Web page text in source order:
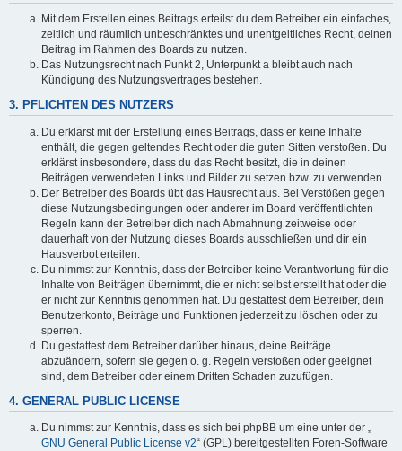
Mit dem Erstellen eines Beitrags erteilst du dem Betreiber ein einfaches,
zeitlich und räumlich unbeschränktes und unentgeltliches Recht, deinen
Beitrag im Rahmen des Boards zu nutzen.
Das Nutzungsrecht nach Punkt 2, Unterpunkt a bleibt auch nach
Kündigung des Nutzungsvertrages bestehen.
3. PFLICHTEN DES NUTZERS
Du erklärst mit der Erstellung eines Beitrags, dass er keine Inhalte
enthält, die gegen geltendes Recht oder die guten Sitten verstoßen. Du
erklärst insbesondere, dass du das Recht besitzt, die in deinen
Beiträgen verwendeten Links und Bilder zu setzen bzw. zu verwenden.
Der Betreiber des Boards übt das Hausrecht aus. Bei Verstößen gegen
diese Nutzungsbedingungen oder anderer im Board veröffentlichten
Regeln kann der Betreiber dich nach Abmahnung zeitweise oder
dauerhaft von der Nutzung dieses Boards ausschließen und dir ein
Hausverbot erteilen.
Du nimmst zur Kenntnis, dass der Betreiber keine Verantwortung für die
Inhalte von Beiträgen übernimmt, die er nicht selbst erstellt hat oder die
er nicht zur Kenntnis genommen hat. Du gestattest dem Betreiber, dein
Benutzerkonto, Beiträge und Funktionen jederzeit zu löschen oder zu
sperren.
Du gestattest dem Betreiber darüber hinaus, deine Beiträge
abzuändern, sofern sie gegen o. g. Regeln verstoßen oder geeignet
sind, dem Betreiber oder einem Dritten Schaden zuzufügen.
4. GENERAL PUBLIC LICENSE
Du nimmst zur Kenntnis, dass es sich bei phpBB um eine unter der „
GNU General Public License v2“ (GPL) bereitgestellten Foren-Software